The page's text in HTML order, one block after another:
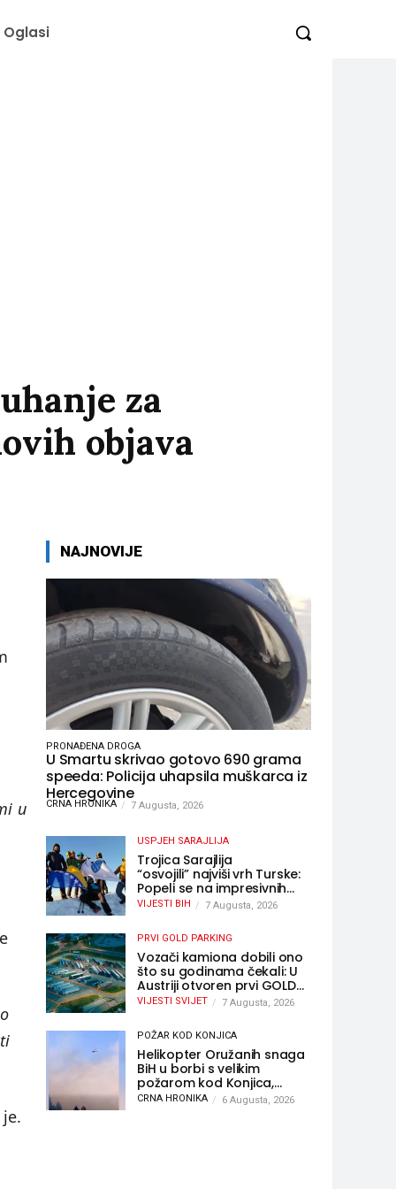
Oglasi
za
objava
u
NAJNOVIJE
PRONAĐENA DROGA
U Smartu skrivao gotovo 690 grama
speeda: Policija uhapsila muškarca iz
Hercegovine
CRNA HRONIKA 7 Augusta, 2026
USPJEH SARAJLIJA
Trojica Sarajlija
“osvojili” najviši vrh Turske:
Popeli se na impresivnih
5.137 metara
VIJESTI BIH 7 Augusta, 2026
PRVI GOLD PARKING
Vozači kamiona dobili ono
što su godinama čekali: U
Austriji otvoren prvi GOLD
sigurni parking
VIJESTI SVIJET 7 Augusta, 2026
POŽAR KOD KONJICA
Helikopter Oružanih snaga
BiH u borbi s velikim
požarom kod Konjica,
sudjelovao i Air Tractor
CRNA HRONIKA 6 Augusta, 2026